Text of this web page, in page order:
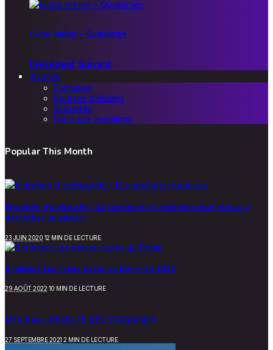
Fiche métier – Qualiticien
Précédent Suivant
Autres
Formation
Bourses d’études
Actualités
Foire aux questions
Popular This Month
Entretien d’embauche : 12 questions et réponses pour réussir à
décrocher un emploi
23 JUIN 2020 12 MIN DE LECTURE
8 métiers les mieux payés au Bénin en 2022
29 AOÛT 2022 10 MIN DE LECTURE
MTN Bénin RECRUTE DES STAGIAIRES
27 SEPTEMBRE 2021 2 MIN DE LECTURE